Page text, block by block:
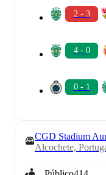
2 - 3
4 - 0
0 - 1
CGD Stadium
Alcochete,